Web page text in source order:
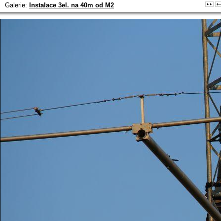
Galerie: Instalace 3el. na 40m od M2